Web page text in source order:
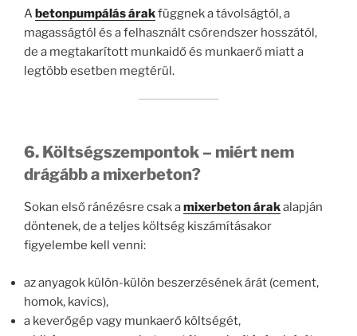
A betonpumpálás árakfüggnek a távolságtól, a
magasságtól és a felhasznált csőrendszer hosszától,
de a megtakarított munkaidő és munkaerő miatt a
legtöbb esetben megtérül.
6. Költségszempontok – miért nem
drágább a mixerbeton?
Sokan első ránézésre csak amixerbeton árakalapján
döntenek, de a teljes költség kiszámításakor
figyelembe kell venni:
az anyagok külön-külön beszerzésének árát (cement,
homok, kavics),
a keverőgép vagy munkaerő költségét,